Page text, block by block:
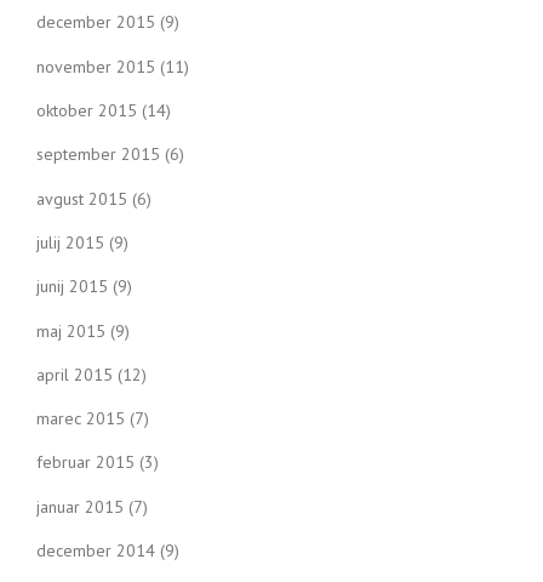
december 2015 (9)
november 2015 (11)
oktober 2015 (14)
september 2015 (6)
avgust 2015 (6)
julij 2015 (9)
junij 2015 (9)
maj 2015 (9)
april 2015 (12)
marec 2015 (7)
februar 2015 (3)
januar 2015 (7)
december 2014 (9)